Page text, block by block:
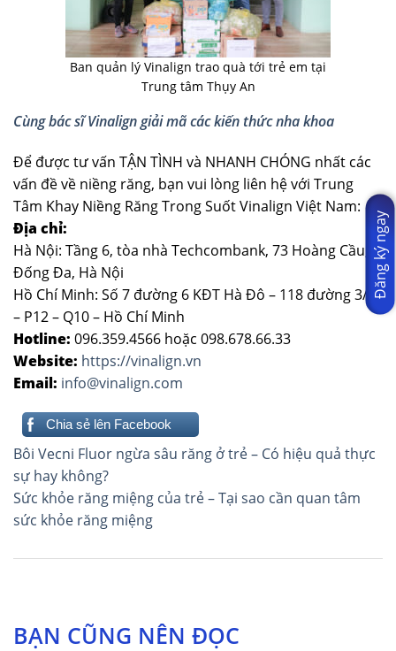
Ban quản lý Vinalign trao quà tới trẻ em tại
Trung tâm Thụy An
Cùng bác sĩ Vinalign giải mã các kiến thức nha khoa
Để được tư vấn TẬN TÌNH và NHANH CHÓNG nhất các
vấn đề về niềng răng, bạn vui lòng liên hệ với Trung
Tâm Khay Niềng Răng Trong Suốt Vinalign Việt Nam:
Địa chỉ:
Hà Nội: Tầng 6, tòa nhà Techcombank, 73 Hoàng Cầu,
Đống Đa, Hà Nội
Hồ Chí Minh: Số 7 đường 6 KĐT Hà Đô – 118 đường 3/2
– P12 – Q10 – Hồ Chí Minh
Hotline: 096.359.4566 hoặc 098.678.66.33
Website: https://vinalign.vn
Email: info@vinalign.com
Chia sẻ lên Facebook
Điều
hướng
bài
viết
Bôi Vecni Fluor ngừa sâu răng ở trẻ – Có hiệu quả thực
sự hay không?
Sức khỏe răng miệng của trẻ – Tại sao cần quan tâm
sức khỏe răng miệng
BẠN CŨNG NÊN ĐỌC
Đăng ký ngay